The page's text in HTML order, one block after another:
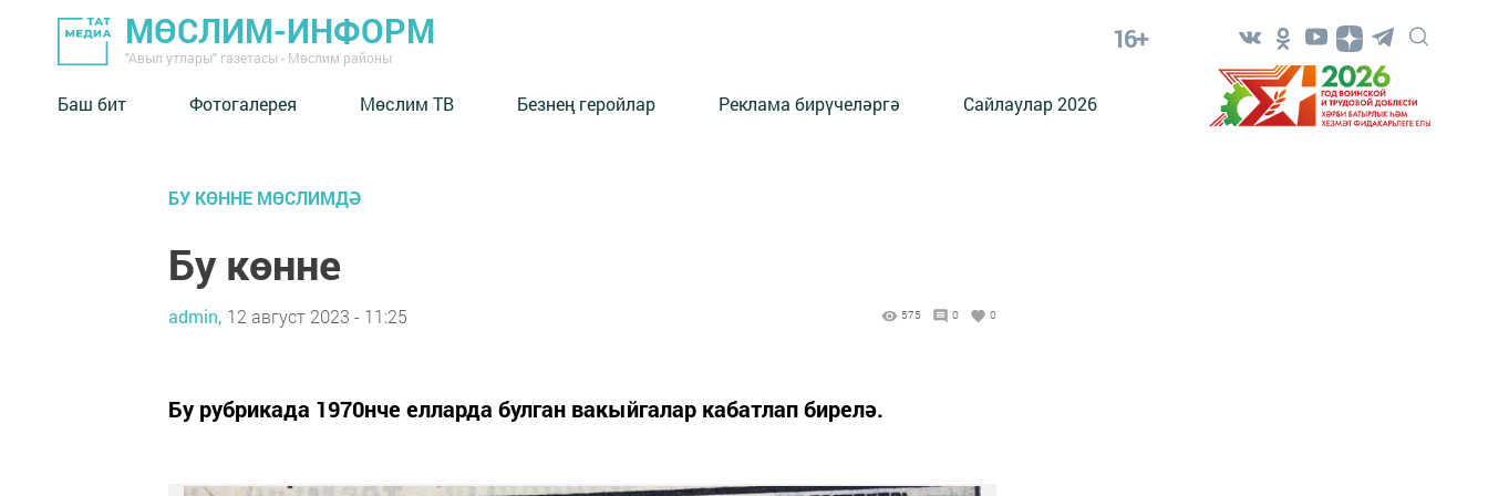
МӨСЛИМ-ИНФОРМ
"Авыл утлары" газетасы - Мөслим районы
16+
Баш бит Фотогалерея Мөслим ТВ Безнең геройлар Реклама бирүчеләргә Сайлаулар 2026
БУ КӨННЕ МӨСЛИМДӘ
Бу көнне
admin, 12 август 2023 - 11:25 575 0 0
Бу рубрикада 1970нче елларда булган вакыйгалар кабатлап бирелә.